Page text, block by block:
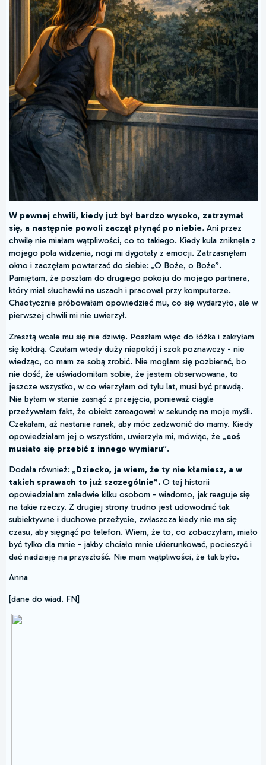
W pewnej chwili, kiedy już był bardzo wysoko, zatrzymał
się, a następnie powoli zaczął płynąć po niebie. Ani przez
chwilę nie miałam wątpliwości, co to takiego. Kiedy kula zniknęła z
mojego pola widzenia, nogi mi dygotały z emocji. Zatrzasnęłam
okno i zaczęłam powtarzać do siebie: „O Boże, o Boże”.
Pamiętam, że poszłam do drugiego pokoju do mojego partnera,
który miał słuchawki na uszach i pracował przy komputerze.
Chaotycznie próbowałam opowiedzieć mu, co się wydarzyło, ale w
pierwszej chwili mi nie uwierzył.
Zresztą wcale mu się nie dziwię. Poszłam więc do łóżka i zakryłam
się kołdrą. Czułam wtedy duży niepokój i szok poznawczy - nie
wiedząc, co mam ze sobą zrobić. Nie mogłam się pozbierać, bo
nie dość, że uświadomiłam sobie, że jestem obserwowana, to
jeszcze wszystko, w co wierzyłam od tylu lat, musi być prawdą.
Nie byłam w stanie zasnąć z przejęcia, ponieważ ciągle
przeżywałam fakt, że obiekt zareagował w sekundę na moje myśli.
Czekałam, aż nastanie ranek, aby móc zadzwonić do mamy. Kiedy
opowiedziałam jej o wszystkim, uwierzyła mi, mówiąc, że „coś
musiało się przebić z innego wymiaru”.
Dodała również: „Dziecko, ja wiem, że ty nie kłamiesz, a w
takich sprawach to już szczególnie”. O tej historii
opowiedziałam zaledwie kilku osobom - wiadomo, jak reaguje się
na takie rzeczy. Z drugiej strony trudno jest udowodnić tak
subiektywne i duchowe przeżycie, zwłaszcza kiedy nie ma się
czasu, aby sięgnąć po telefon. Wiem, że to, co zobaczyłam, miało
być tylko dla mnie - jakby chciało mnie ukierunkować, pocieszyć i
dać nadzieję na przyszłość. Nie mam wątpliwości, że tak było.
Anna
[dane do wiad. FN]